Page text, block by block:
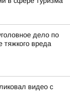
дело по
тяжкого вреда
видео с